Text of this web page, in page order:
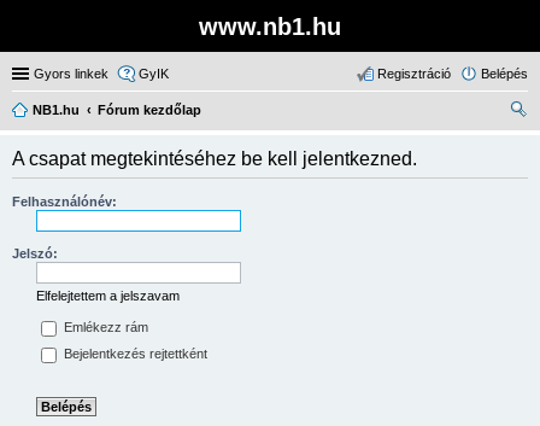
www.nb1.hu
Gyors linkek GyIK Belépés
Regisztráció
NB1.hu
Fórum kezdőlap
A csapat megtekintéséhez be kell jelentkezned.
Felhasználónév:
Jelszó:
Elfelejtettem a jelszavam
Emlékezz rám
Bejelentkezés rejtettként